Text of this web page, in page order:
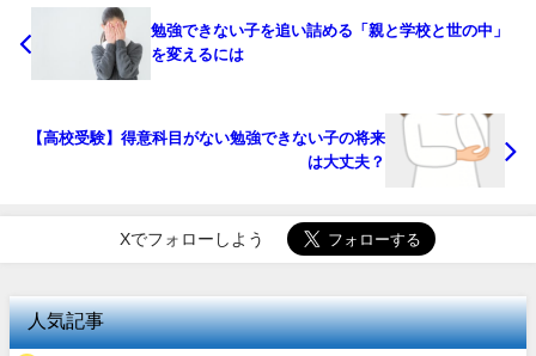
勉強できない子を追い詰める「親と学校と世の中」
を変えるには
【高校受験】得意科目がない勉強できない子の将来
は大丈夫？
Xでフォローしよう
人気記事